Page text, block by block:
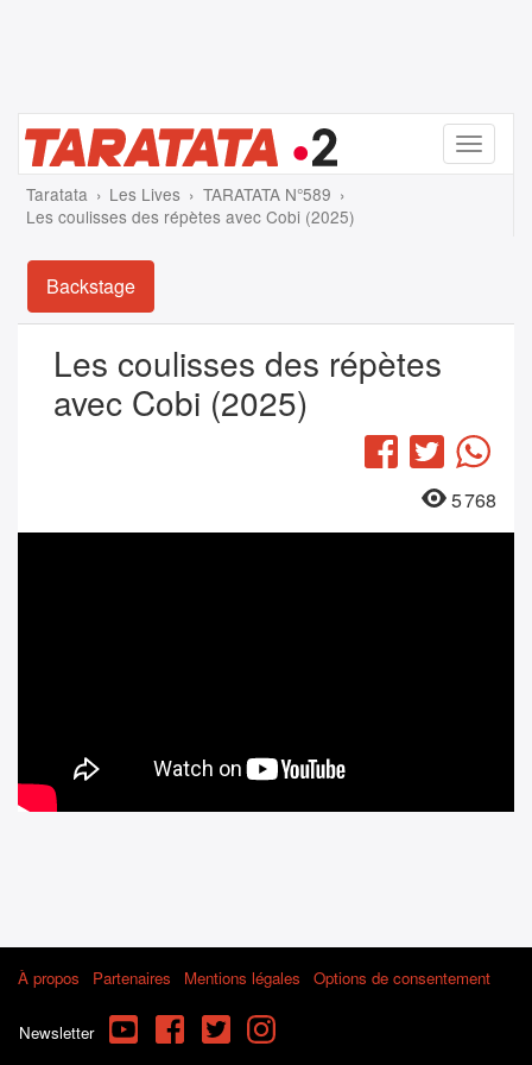
Menu
Taratata Les Lives
TARATATA N°589
Les coulisses des répètes avec Cobi (2025)
Backstage
Les coulisses des répètes
avec Cobi (2025)
Facebook
Twitter
5 768
À propos Partenaires Mentions légales Options de consentement
Newsletter YouTube FacebookTwitterInstagram